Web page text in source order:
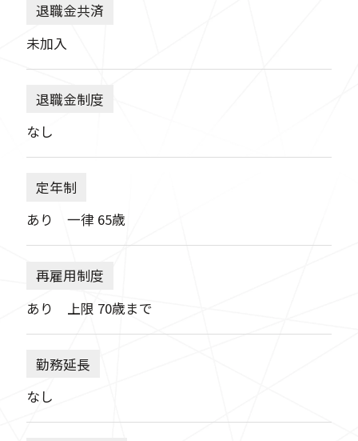
退職金共済
未加入
退職金制度
なし
定年制
あり 一律 65歳
再雇用制度
あり 上限 70歳まで
勤務延長
なし